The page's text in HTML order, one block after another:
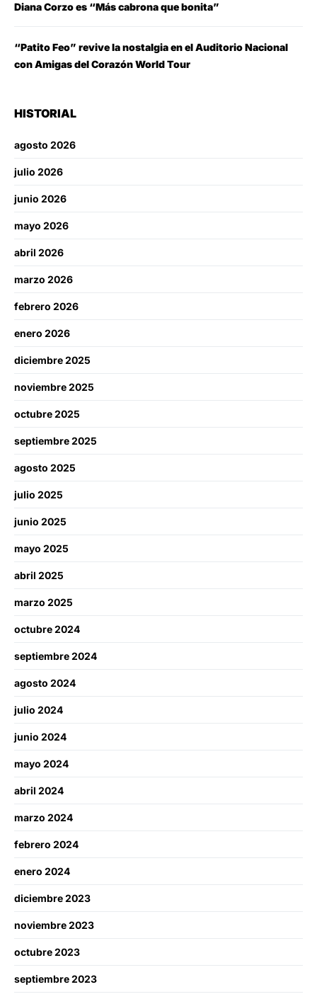
Diana Corzo es “Más cabrona que bonita”
“Patito Feo” revive la nostalgia en el Auditorio Nacional
con Amigas del Corazón World Tour
HISTORIAL
agosto 2026
julio 2026
junio 2026
mayo 2026
abril 2026
marzo 2026
febrero 2026
enero 2026
diciembre 2025
noviembre 2025
octubre 2025
septiembre 2025
agosto 2025
julio 2025
junio 2025
mayo 2025
abril 2025
marzo 2025
octubre 2024
septiembre 2024
agosto 2024
julio 2024
junio 2024
mayo 2024
abril 2024
marzo 2024
febrero 2024
enero 2024
diciembre 2023
noviembre 2023
octubre 2023
septiembre 2023